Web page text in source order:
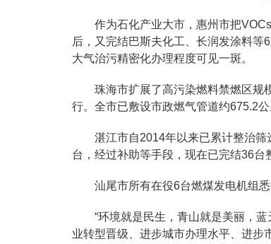
作为石化产业大市，惠州市把
后，又完结巴斯夫化工、长润发涂料
大气治污精密化办理程度可见一斑。
珠海市扩展了高污染燃料禁燃区规
行。全市已敷设市政燃气管道约675.2
湛江市自2014年以来已累计整治
台，经过补助等手段，现在已完结36
汕尾市所有在役6台燃煤发电机组
“环境就是民生，青山就是美丽，
业转型晋级、进步城市办理水平、进步